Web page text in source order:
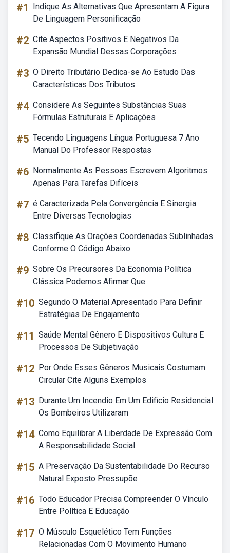
#1
Indique As Alternativas Que Apresentam A Figura
De Linguagem Personificação
#2 Cite Aspectos Positivos E Negativos Da
Expansão Mundial Dessas Corporações
#3 O Direito Tributário Dedica-se Ao Estudo Das
Características Dos Tributos
#4 Considere As Seguintes Substâncias Suas
Fórmulas Estruturais E Aplicações
#5 Tecendo Linguagens Língua Portuguesa 7 Ano
Manual Do Professor Respostas
#6 Normalmente As Pessoas Escrevem Algoritmos
Apenas Para Tarefas Difíceis
#7 é Caracterizada Pela Convergência E Sinergia
Entre Diversas Tecnologias
#8 Classifique As Orações Coordenadas Sublinhadas
Conforme O Código Abaixo
#9 Sobre Os Precursores Da Economia Política
Clássica Podemos Afirmar Que
#10 Segundo O Material Apresentado Para Definir
Estratégias De Engajamento
#11 Saúde Mental Gênero E Dispositivos Cultura E
Processos De Subjetivação
#12 Por Onde Esses Gêneros Musicais Costumam
Circular Cite Alguns Exemplos
#13 Durante Um Incendio Em Um Edificio Residencial
Os Bombeiros Utilizaram
#14 Como Equilibrar A Liberdade De Expressão Com
A Responsabilidade Social
#15 A Preservação Da Sustentabilidade Do Recurso
Natural Exposto Pressupõe
#16 Todo Educador Precisa Compreender O Vínculo
Entre Política E Educação
#17 O Músculo Esquelético Tem Funções
Relacionadas Com O Movimento Humano